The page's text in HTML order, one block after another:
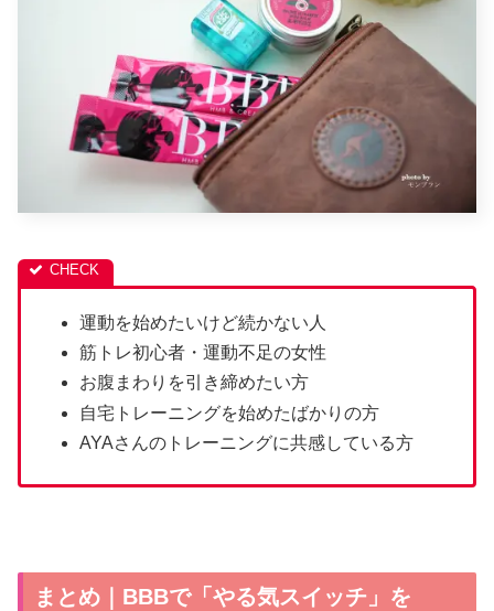
運動を始めたいけど続かない人
筋トレ初心者・運動不足の女性
お腹まわりを引き締めたい方
自宅トレーニングを始めたばかりの方
AYAさんのトレーニングに共感している方
まとめ｜BBBで「やる気スイッチ」を